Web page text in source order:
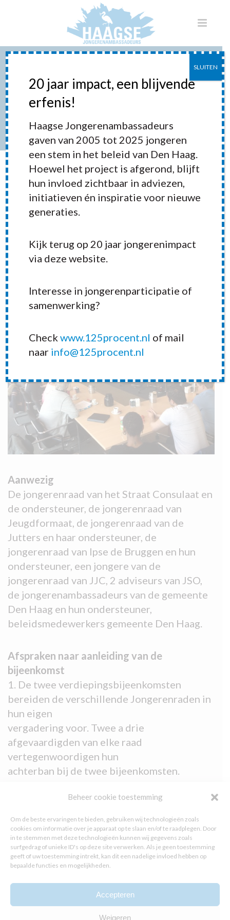
Beheer cookie toestemming
Om de beste ervaringen te bieden, gebruiken wij technologieën zoals
cookies om informatie over je apparaat op te slaan en/of te raadplegen. Door
in te stemmen met deze technologieën kunnen wij gegevens zoals
surfgedrag of unieke ID's op deze site verwerken. Als je geen toestemming
geeft of uw toestemming intrekt, kan dit een nadelige invloed hebben op
bepaalde functies en mogelijkheden.
Accepteren
Weigeren
TERUGKOMBIJEENKOMST
PARTICIPATIE IN DE TRANSITIE
JEUGDZORG
» PORTFOLIOS »TERUGKOMBIJEENKOMST PARTICIPATIE IN
DE TRANSITIE JEUGDZORG
Aanwezig
De jongerenraad van het Straat Consulaat en
de ondersteuner, de jongerenraad van
Jeugdformaat, de jongerenraad van de
Jutters en haar ondersteuner, de
jongerenraad van Ipse de Bruggen en hun
ondersteuner, een jongere van de
jongerenraad van JJC, 2 adviseurs van JSO,
de jongerenambassadeurs van de gemeente
Den Haag en hun ondersteuner,
beleidsmedewerkers gemeente Den Haag.
Afspraken naar aanleiding van de
bijeenkomst
1. De twee verdiepingsbijeenkomsten
bereiden de verschillende Jongerenraden in
hun eigen
vergadering voor. Twee a drie
afgevaardigden van elke raad
vertegenwoordigen hun
achterban bij de twee bijeenkomsten.
waarop jongeren mee kunnen praten over
diverse thema’s met betrekking tot de
transitie, en informatie kunnen vinden over
de
transitie.
3. Op de site van de Haagse
Jongerenambassadeurs wordt een sub-site
jongeren alle informatie over (de
20 jaar impact, een blijvende
erfenis!
Haagse Jongerenambassadeurs
gaven van 2005 tot 2025 jongeren
een stem in het beleid van Den Haag.
Hoewel het project is afgerond, blijft
hun invloed zichtbaar in adviezen,
initiatieven én inspiratie voor nieuwe
generaties.
Kijk terug op 20 jaar jongerenimpact
via deze website.
Interesse in jongerenparticipatie of
samenwerking?
Checkwww.125procent.nl of mail
naar info@125procent.nl
SLUITEN